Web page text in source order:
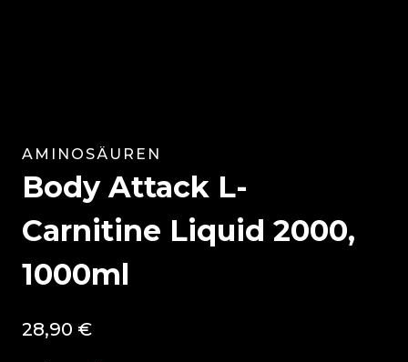
AMINOSÄUREN
Body Attack L-
Carnitine Liquid 2000,
1000ml
28,90 €